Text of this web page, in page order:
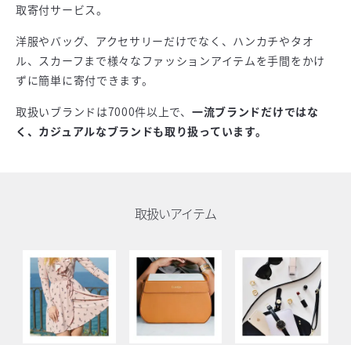
取寄付サービス。
洋服やバッグ、アクセサリーだけでなく、ハンカチやタオ
ル、スカーフまで様々なファッションアイテムを手間をかけ
ずに簡単に寄付できます。
取扱いブランドは7000件以上で、 一流ブランドだけではな
く、カジュアルなブランドも取り扱っています。
取扱いアイテム